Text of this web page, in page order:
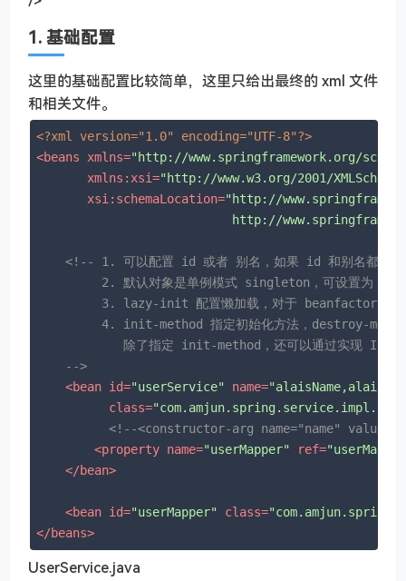
1. 基础配置
这里的基础配置比较简单，这里只给出最终的 xml 文件
和相关文件。
<?xml version="1.0" encoding="UTF-8"?>
<beans xmlns="http://www.springframework.org/
xmlns:xsi="http://www.w3.org/2001/
xsi:schemaLocation="http://
http://
<!-- 1. 可以配置 id 或者 别名，如果 id 和别名都不配置
2. 默认对象是单例模式 singleton，可设置为
3. lazy-init 配置懒加载，对于 beanfactory
4. init-method 指定初始化方法，destroy-
除了指定 init-method，还可以通过实现
    -->
<bean id="userService" name=
class=
<!--<constructor-arg name="name"
<property name="userMapper" ref=
</bean>
<bean id="userMapper" class=
</beans>
UserService.java